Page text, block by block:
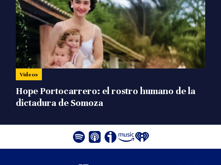
Videos
Hope Portocarrero: el rostro humano de la
dictadura de Somoza